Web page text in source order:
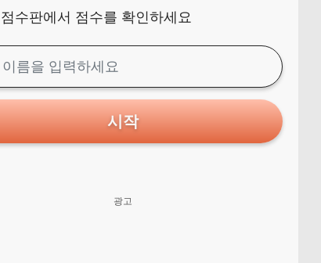
점수판에서 점수를 확인하세요
시작